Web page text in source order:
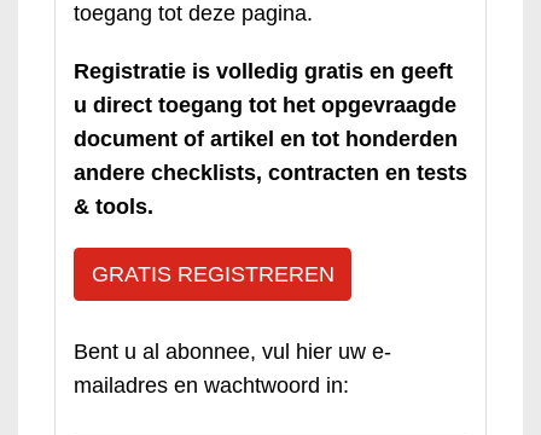
toegang tot deze pagina.
Registratie is volledig gratis en geeft
u direct toegang tot het opgevraagde
document of artikel en tot honderden
andere checklists, contracten en tests
& tools.
GRATIS REGISTREREN
Bent u al abonnee, vul hier uw e-
mailadres en wachtwoord in: